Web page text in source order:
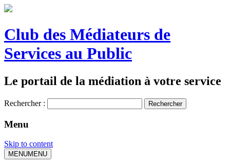
Club des Médiateurs de
Services au Public
Le portail de la médiation à votre service
Rechercher :
Menu
Skip to content
MENUMENU